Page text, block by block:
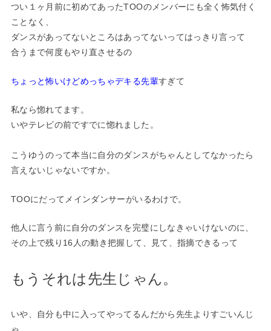
つい１ヶ月前に初めてあったTOOのメンバーにも全く怖気付く
ことなく、
ダンスがあってないところはあってないってはっきり言って
合うまで何度もやり直させるの
ちょっと怖いけどめっちゃデキる先輩すぎて
私なら惚れてます。
いやテレビの前ですでに惚れました。
こうゆうのって本当に自分のダンスがちゃんとしてなかったら
言えないじゃないですか。
TOOにだってメインダンサーがいるわけで。
他人に言う前に自分のダンスを完璧にしなきゃいけないのに、
その上で残り16人の動き把握して、見て、指摘できるって
もうそれは先生じゃん。
いや、自分も中に入ってやってるんだから先生よりすごいんじ